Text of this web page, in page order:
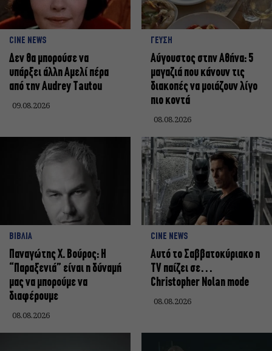
CINE NEWS
Δεν θα μπορούσε να
υπάρξει άλλη Αμελί πέρα
από την Audrey Tautou
09.08.2026
ΓΕΥΣΗ
Αύγουστος στην Αθήνα: 5
μαγαζιά που κάνουν τις
διακοπές να μοιάζουν λίγο
πιο κοντά
08.08.2026
ΒΙΒΛΙΑ
Παναγώτης Χ. Βούρος: Η
“Παραξενιά” είναι η δύναμή
μας να μπορούμε να
διαφέρουμε
08.08.2026
CINE NEWS
Αυτό το Σαββατοκύριακο η
TV παίζει σε…
Christopher Nolan mode
08.08.2026